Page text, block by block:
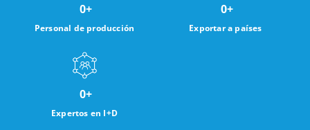
Personal de producción
0+
Exportar a países
0+
Expertos en I+D
0+